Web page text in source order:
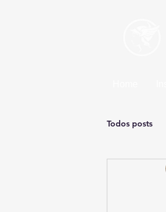
Todos posts